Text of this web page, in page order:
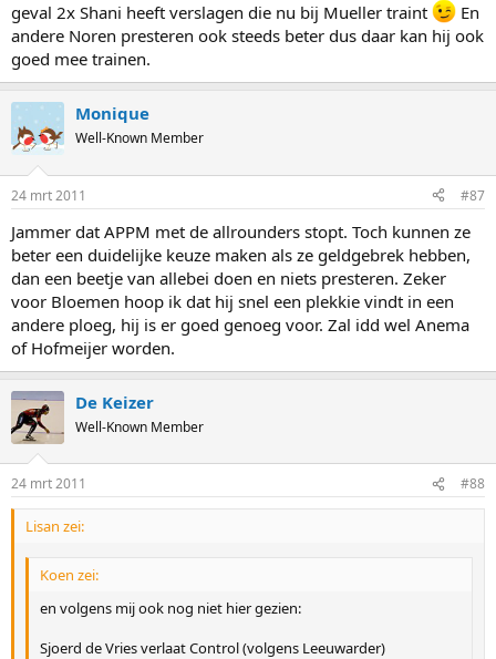
geval 2x Shani heeft verslagen die nu bij Mueller traint
En
andere Noren presteren ook steeds beter dus daar kan hij ook
goed mee trainen.
Monique
Well-Known Member
24 mrt 2011 #87
Jammer dat APPM met de allrounders stopt. Toch kunnen ze
beter een duidelijke keuze maken als ze geldgebrek hebben,
dan een beetje van allebei doen en niets presteren. Zeker
voor Bloemen hoop ik dat hij snel een plekkie vindt in een
andere ploeg, hij is er goed genoeg voor. Zal idd wel Anema
of Hofmeijer worden.
De Keizer
Well-Known Member
24 mrt 2011 #88
Lisan zei:
Koen zei:
en volgens mij ook nog niet hier gezien:
Sjoerd de Vries verlaat Control (volgens Leeuwarder)